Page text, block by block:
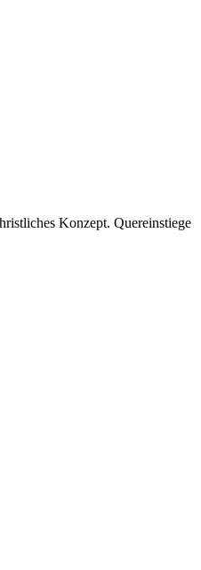
Konzept. Quereinstiege